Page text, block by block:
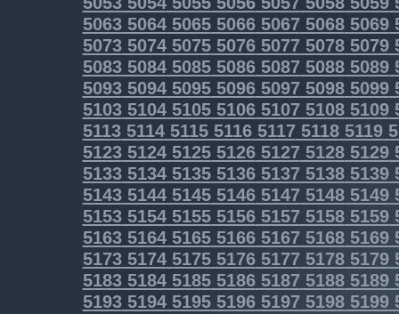
5063506450655066506750685069
5073507450755076507750785079
5083508450855086508750885089
5093509450955096509750985099
5103510451055106510751085109
5113511451155116511751185119
5123512451255126512751285129
5133513451355136513751385139
5143514451455146514751485149
5153515451555156515751585159
5163516451655166516751685169
5173517451755176517751785179
5183518451855186518751885189
51935194519551965197 51985199